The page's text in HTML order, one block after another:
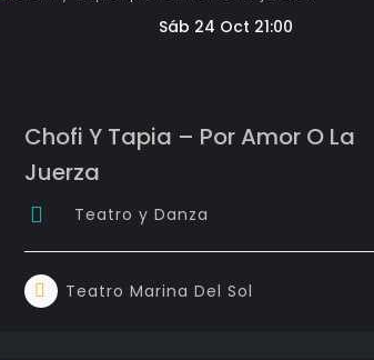
Sáb 24 Oct 21:00
Chofi Y Tapia – Por Amor O La
Juerza
Teatro y Danza
Teatro Marina Del Sol